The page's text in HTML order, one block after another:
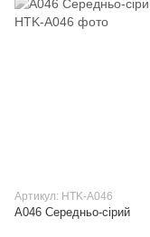
Артикул: HTK-A046
A046 Середньо-сірий